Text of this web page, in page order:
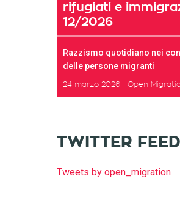
rifugiati e
12/2026
Razzismo quotidiano nei
delle persone migranti
24 marzo 2026 Open
TWITTER FEED
Tweets by open_migration